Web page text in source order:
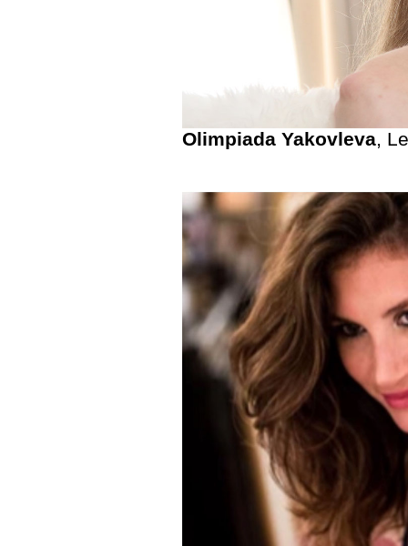
Olimpiada Yakovleva,